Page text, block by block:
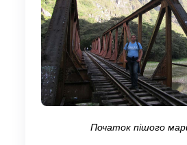
Початок пішого